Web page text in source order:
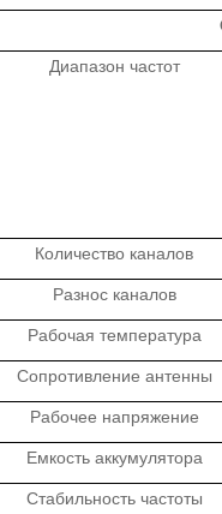
Диапазон частот
Количество каналов
Разнос каналов
Рабочая температура
Сопротивление антенны
Рабочее напряжение
Емкость аккумулятора
Стабильность частоты